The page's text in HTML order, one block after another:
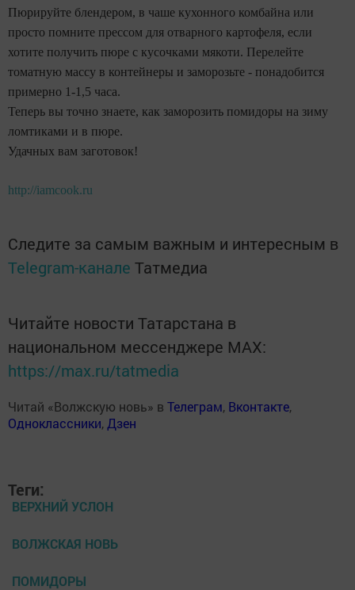
Пюрируйте блендером, в чаше кухонного комбайна или
просто помните прессом для отварного картофеля, если
хотите получить пюре с кусочками мякоти. Перелейте
томатную массу в контейнеры и заморозьте - понадобится
примерно 1-1,5 часа.
Теперь вы точно знаете, как заморозить помидоры на зиму
ломтиками и в пюре.
Удачных вам заготовок!
http://iamcook.ru
Следите за самым важным и интересным в
Telegram-канале Татмедиа
Читайте новости Татарстана в
национальном мессенджере MАХ:
https://max.ru/tatmedia
Читай «Волжскую новь» в Телеграм, Вконтакте,
Одноклассники, Дзен
Теги:
ВЕРХНИЙ УСЛОН
ВОЛЖСКАЯ НОВЬ
ПОМИДОРЫ